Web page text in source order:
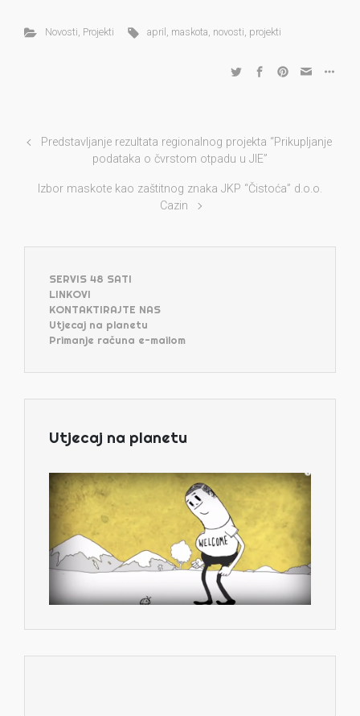
Novosti, Projekti april , maskota, novosti, projekti
Predstavljanje rezultata regionalnog projekta “Prikupljanje
podataka o čvrstom otpadu u JIE”
Izbor maskote kao zaštitnog znaka JKP “Čistoća” d.o.o.
Cazin
SERVIS 48 SATI
LINKOVI
KONTAKTIRAJTE NAS
Utjecaj na planetu
Primanje računa e-mailom
Utjecaj na planetu